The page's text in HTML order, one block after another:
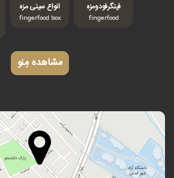
فینگرفودومزه
fingerfood
انواع سینی مزه
fingerfood box
مشاهده مِنو